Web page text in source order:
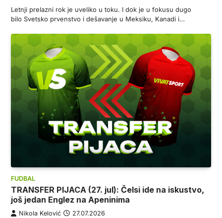
Letnji prelazni rok je uveliko u toku. I dok je u fokusu dugo
bilo Svetsko prvenstvo i dešavanje u Meksiku, Kanadi i…
FUDBAL
TRANSFER PIJACA (27. jul): Čelsi ide na iskustvo,
još jedan Englez na Apeninima
Nikola Kelović 27.07.2026